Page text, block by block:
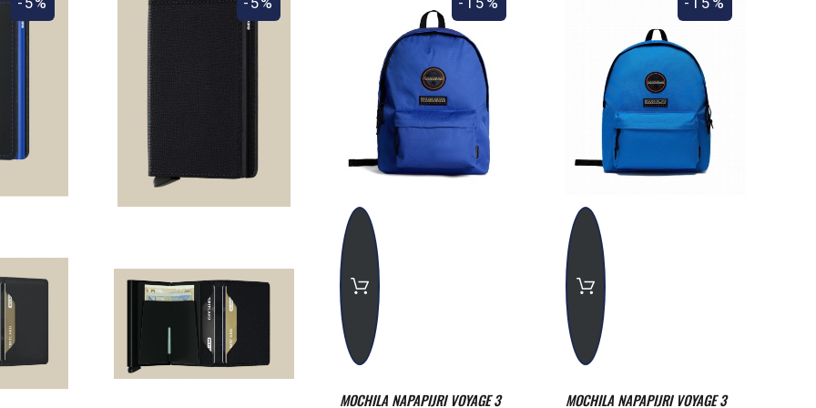
MOCHILA NAPAPIJRI VOYAGE 3
MOCHILA NAPAPIJRI VOYAGE 3